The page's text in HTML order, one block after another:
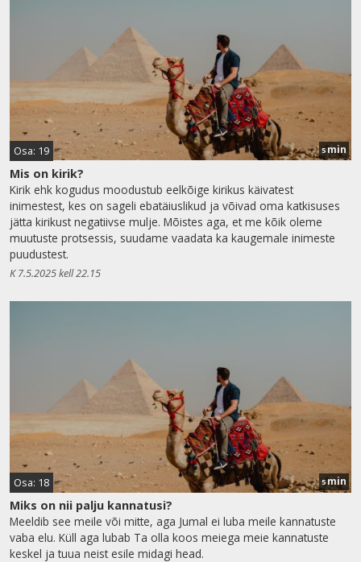
Osa: 19 5min
Mis on kirik?
Kirik ehk kogudus moodustub eelkõige kirikus käivatest
inimestest, kes on sageli ebatäiuslikud ja võivad oma katkisuses
jätta kirikust negatiivse mulje. Mõistes aga, et me kõik oleme
muutuste protsessis, suudame vaadata ka kaugemale inimeste
puudustest.
K 7.5.2025 kell 22.15
Osa: 18 5min
Miks on nii palju kannatusi?
Meeldib see meile või mitte, aga Jumal ei luba meile kannatuste
vaba elu. Küll aga lubab Ta olla koos meiega meie kannatuste
keskel ja tuua neist esile midagi head.